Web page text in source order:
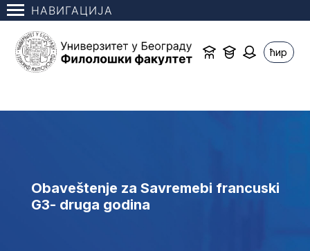
НАВИГАЦИЈА
ћир
Obaveštenje za Savremebi francuski
G3- druga godina